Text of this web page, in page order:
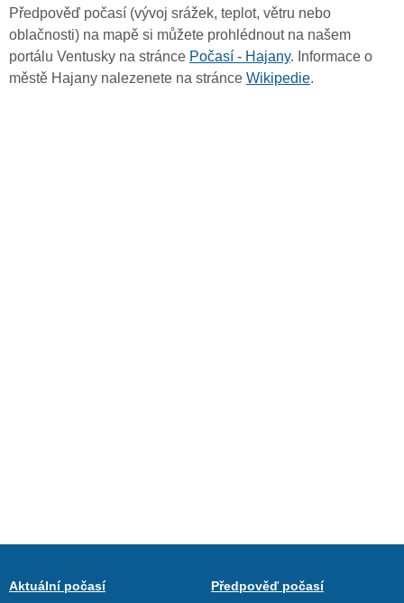
Předpověď počasí (vývoj srážek, teplot, větru nebo
oblačnosti) na mapě si můžete prohlédnout na našem
portálu Ventusky na stránce Počasí - Hajany. Informace o
městě Hajany nalezenete na stránce Wikipedie.
Aktuální počasí
Předpověď počasí